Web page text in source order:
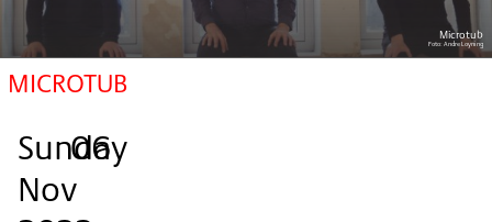
Microtub
Foto: Andre Loyning
MICROTUB
Sunday
, 06
.
Nov
.